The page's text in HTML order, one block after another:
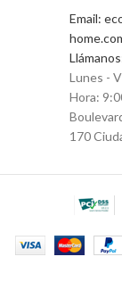
Email:
Lunes -
Hora:
170